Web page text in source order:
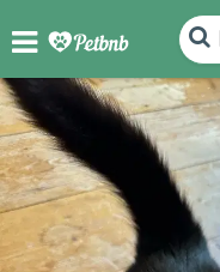
FOTO'S BEOORDELINGEN KAART